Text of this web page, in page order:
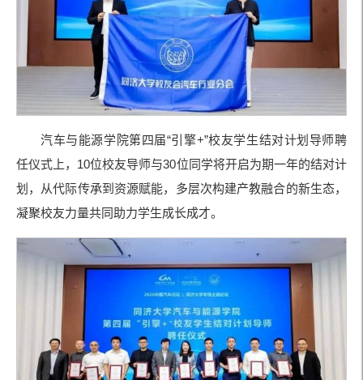
汽车与能源学院第四届“引擎+”校友学生结对计划导师聘
任仪式上，10位校友导师与30位同学将开启为期一年的结对计
划，从代际传承到资源赋能，多层次构建产教融合的新生态，
凝聚校友力量共同助力学生成长成才。